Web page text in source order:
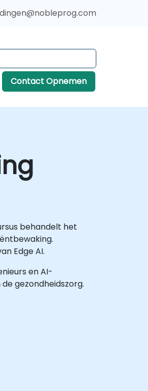
Contact Opnemen
behandelt het
Edge AI.
en AI-
gezondheidszorg.